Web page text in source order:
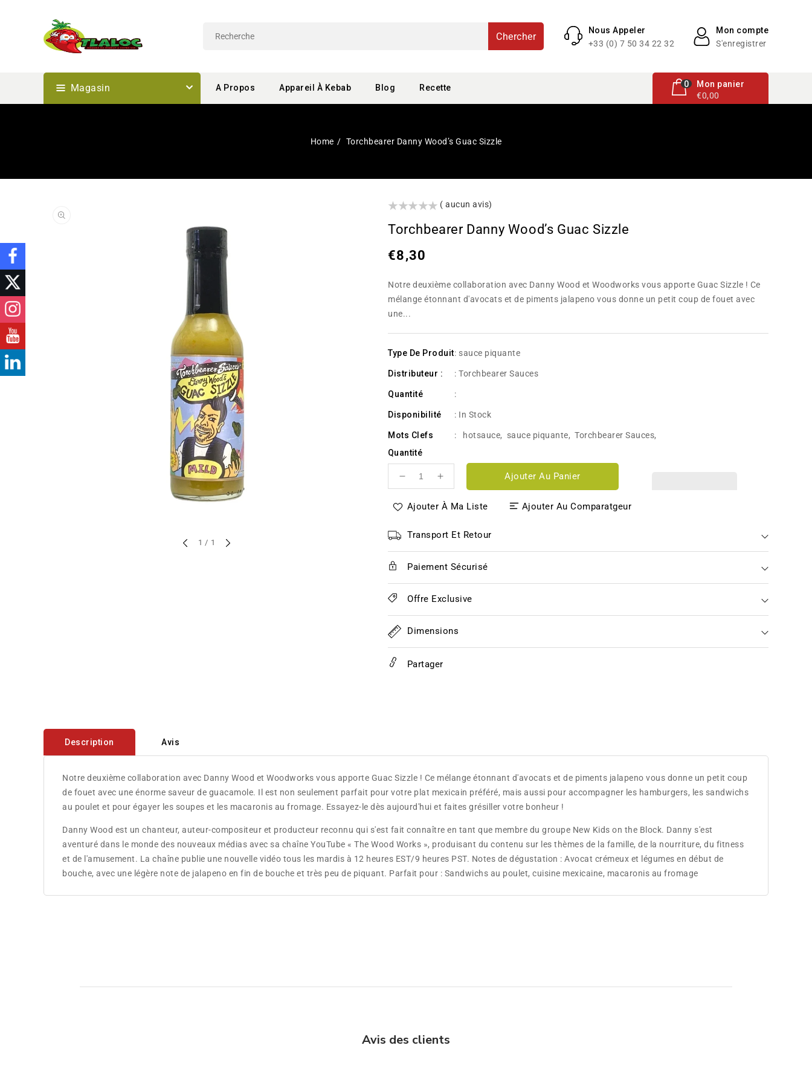
Chercher
Mon compte
S'enregistrer
Nous Appeler
+33 (0) 7 50 34 22 32
Magasin A Propos Appareil À Kebab Blog Recette 0
0 articleMon panier
€0,00
Home Torchbearer Danny Wood’s Guac Sizzle
1 / sur
1
()
( aucun avis)
Torchbearer Danny Wood’s Guac Sizzle
Prix
€8,30
Notre deuxième collaboration avec Danny Wood et Woodworks vous apporte Guac Sizzle ! Ce
mélange étonnant d'avocats et de piments jalapeno vous donne un petit coup de fouet avec
une...
Type De Produit: sauce piquante
Distributeur : : Torchbearer Sauces
Quantité :
Disponibilité : In Stock
Mots Clefs : hotsauce, sauce piquante, Torchbearer Sauces,
Quantité
Réduire
quantité
Torchbearer
Guac
Sizzle
Augmenter
quantité
Torchbearer
Guac
Sizzle
Ajouter Au Panier
Ajouter À Ma Liste Ajouter Au Comparatgeur
Transport Et Retour
Paiement Sécurisé
Offre Exclusive
Dimensions
Partager
Description Avis
Notre deuxième collaboration avec Danny Wood et Woodworks vous apporte Guac Sizzle ! Ce mélange étonnant d'avocats et de piments jalapeno vous donne un petit coup
de fouet avec une énorme saveur de guacamole. Il est non seulement parfait pour votre plat mexicain préféré, mais aussi pour accompagner les hamburgers, les sandwichs
au poulet et pour égayer les soupes et les macaronis au fromage. Essayez-le dès aujourd'hui et faites grésiller votre bonheur !
Danny Wood est un chanteur, auteur-compositeur et producteur reconnu qui s'est fait connaître en tant que membre du groupe New Kids on the Block. Danny s'est
aventuré dans le monde des nouveaux médias avec sa chaîne YouTube « The Wood Works », produisant du contenu sur les thèmes de la famille, de la nourriture, du fitness
et de l'amusement. La chaîne publie une nouvelle vidéo tous les mardis à 12 heures EST/9 heures PST. Notes de dégustation : Avocat crémeux et légumes en début de
bouche, avec une légère note de jalapeno en fin de bouche et très peu de piquant. Parfait pour : Sandwichs au poulet, cuisine mexicaine, macaronis au fromage
Avis des clients